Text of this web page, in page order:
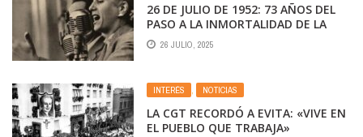
26 DE JULIO DE 1952: 73 AÑOS DEL
PASO A LA INMORTALIDAD DE LA
COMPAÑERA EVA PERÓN
26 JULIO, 2025
INTERÉS , NOTICIAS
LA CGT RECORDÓ A EVITA: «VIVE EN
EL PUEBLO QUE TRABAJA»